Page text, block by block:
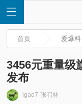
首
首页 爱爆料
3456元重量级
发布
igao7-张召林